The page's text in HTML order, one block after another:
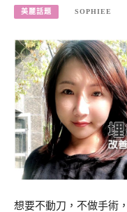
美麗話題 SOPHIEE
想要不動刀，不做手術